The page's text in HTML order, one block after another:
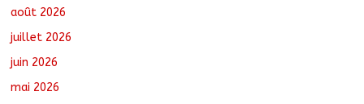
août 2026
juillet 2026
juin 2026
mai 2026